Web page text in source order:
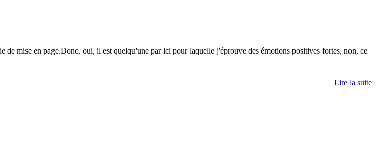
de mise en page.Donc, oui, il est quelqu'une par ici pour laquelle j'éprouve des émotions positives fortes, non, ce
Lire la suite